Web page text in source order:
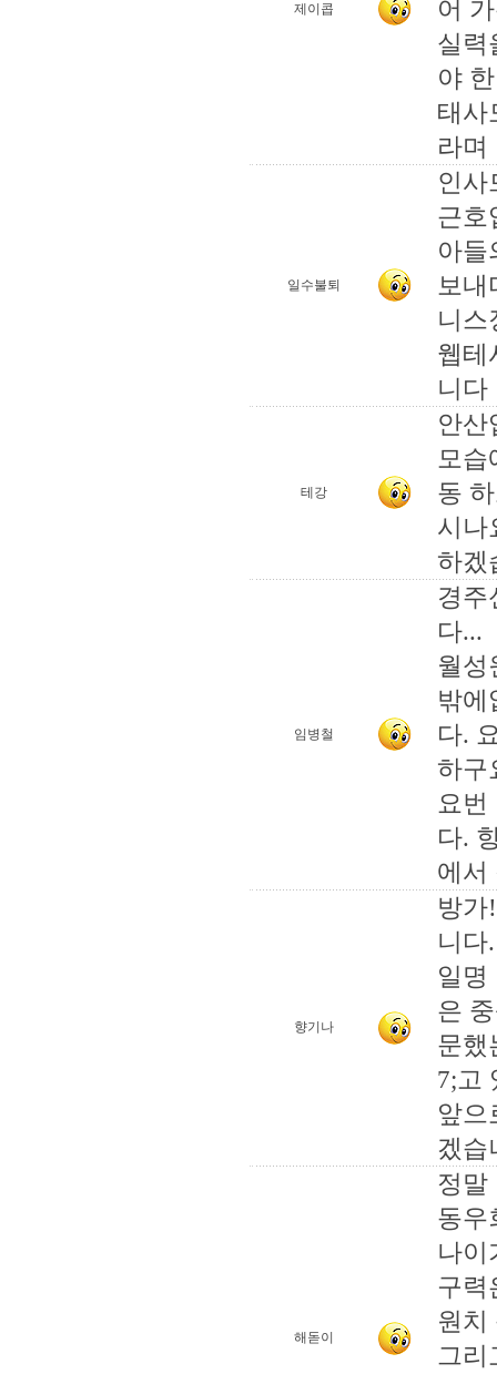
제이콥
어
실력
야
태사
라며
일수불퇴
인사
근호
아
보
니
웹
니다
테강
안
모
동
시나
하겠
임병철
경
다...
월
밖에
다.
하구
요
다.
에서
향기나
방
니다
일
은
문했
7;고
앞으
겠습
해돋이
정말
동우
나이
구력
원치
그